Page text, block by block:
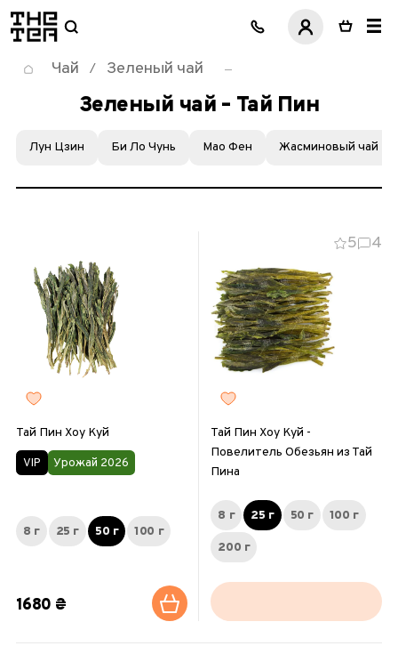
логотип
Чай / Зеленый чай
Зеленый чай – Тай Пин
Лун Цзин Би Ло Чунь Мао Фен Жасминовый чай
Тай Пин Хоу Куй
VIP
Урожай 2026
8 г 25 г 50 г 100 г
1680 ₴
5 4
Тай Пин Хоу Куй -
Повелитель Обезьян из Тай
Пина
8 г 25 г 50 г 100 г
200 г